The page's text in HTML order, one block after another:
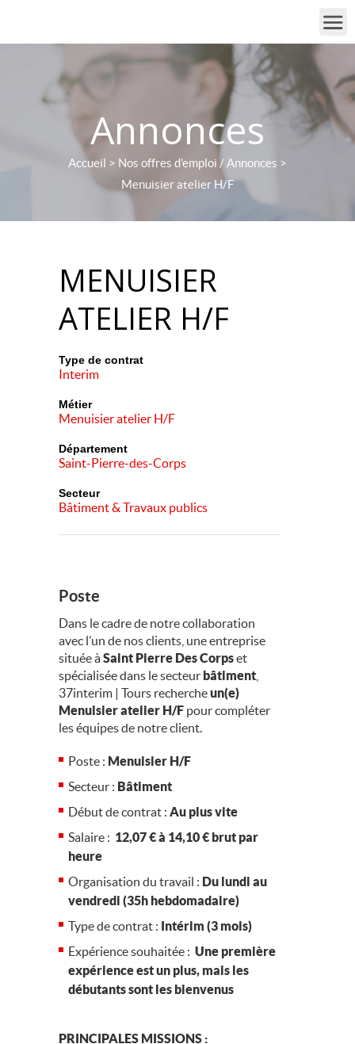
Annonces
Accueil > Nos offres d'emploi / Annonces >
Menuisier atelier H/F
MENUISIER
ATELIER H/F
Type de contrat
Interim
Métier
Menuisier atelier H/F
Département
Saint-Pierre-des-Corps
Secteur
Bâtiment & Travaux publics
Poste
Dans le cadre de notre collaboration
avec l’un de nos clients, une entreprise
située àSaint Pierre Des Corpset
spécialisée dans le secteur bâtiment
37interim | Tours rechercheun(e)
Menuisier atelier H/F pour compléter
les équipes de notre client.
Poste : Menuisier H/F
Secteur : Bâtiment
Début de contrat : Au plus vite
Salaire : 12,07 € à 14,10 € brut par
heure
Organisation du travail : Du lundi au
vendredi (35h hebdomadaire)
Type de contrat : Intérim (3 mois)
Expérience souhaitée : Une première
expérience est un plus, mais les
débutants sont les bienvenus
PRINCIPALES MISSIONS :